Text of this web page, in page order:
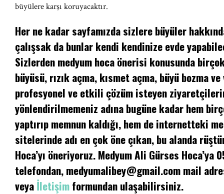
büyülere karşı koruyacaktır.
Her ne kadar sayfamızda sizlere büyüler
çalışsak da bunlar kendi kendinize evde
Sizlerden medyum hoca önerisi konusunda
büyüsü, rızık açma, kısmet açma, büyü bozma
profesyonel ve etkili çözüm isteyen
yönlendirilmemeniz adına bugüne kadar hem
yaptırıp memnun kaldığı, hem de internetteki
sitelerinde adı en çok öne çıkan, bu alanda
Hoca’yı öneriyoruz. Medyum Ali Gürses Hoca’ya
telefondan,medyumalibey@gmail.commail
veyaİletişimformundan ulaşabilirsiniz.